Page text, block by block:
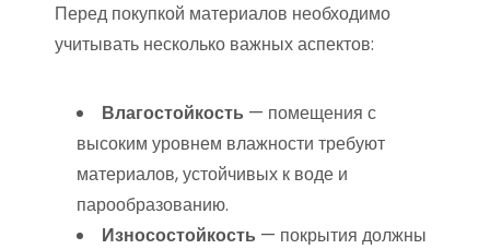
Перед покупкой материалов необходимо
учитывать несколько важных аспектов:
Влагостойкость — помещения с
высоким уровнем влажности требуют
материалов, устойчивых к воде и
парообразованию.
Износостойкость — покрытия должны